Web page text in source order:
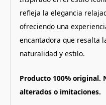
refleja la elegancia
ofreciendo una
encantadora que resalta
naturalidad y estilo.
Producto 100% original.
alterados o imitaciones.